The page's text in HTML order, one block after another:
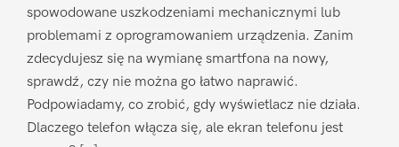
spowodowane uszkodzeniami mechanicznymi lub
problemami z oprogramowaniem urządzenia. Zanim
zdecydujesz się na wymianę smartfona na nowy,
sprawdź, czy nie można go łatwo naprawić.
Podpowiadamy, co zrobić, gdy wyświetlacz nie działa.
Dlaczego telefon włącza się, ale ekran telefonu jest